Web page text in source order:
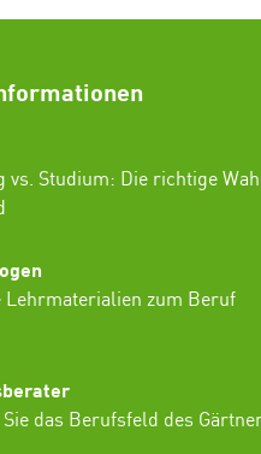
vs. Studium: Die richtige
Lehrmaterialien zum Beruf
das Berufsfeld des